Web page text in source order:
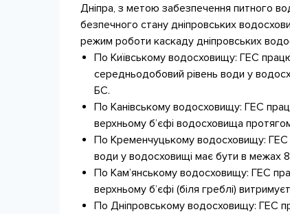
Дніпра, з метою забезпечення питного
безпечного стану дніпровських
режим роботи каскаду дніпровських
По Київському водосховищу: ГЕС
середньодобовий рівень води у
БС.
По Канівському водосховищу: ГЕС
верхньому б’єфі водосховища
По Кременчуцькому водосховищу: ГЕС
води у водосховищі має бути в межах
По Кам’янському водосховищу: ГЕС
верхньому б’єфі (біля греблі)
По Дніпровському водосховищу: ГЕС